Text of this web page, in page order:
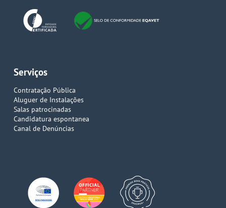
Serviços
Contratação Pública
Aluguer de Instalações
Salas patrocinadas
Candidatura espontanea
Canal de Denúncias